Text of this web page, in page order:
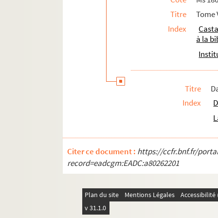
106. Devaux (1 lettre, 1869)
109. Donati (2 lettres, 1881)
114. L. Drapeyron (1 lettre, 1892)
117. Victor Du Bled (1 lettre, 1892)
142. Dusillet (1 lettre, s. d.)
148. Engel Dolfus (2 lettres, 1871-
153. Le chevalier d'Engerth (16
195. C. de Fabriczy (1 lettre, 1891)
198. G. Fagniez (2 lettres, 1875-1879)
205. Abbé Faivre (2 lettres, 1867-
299. A. Fanart (1 lettre, 1878)
302. Prosper Faugère (7 lettres,
Titre
Tome
Index
à la
Titre
Index
Citer ce document : https://ccfr.bnf.fr/
record=eadcgm:EADC:a80262201
Plan du site Mentions Légales
v 31.1.0